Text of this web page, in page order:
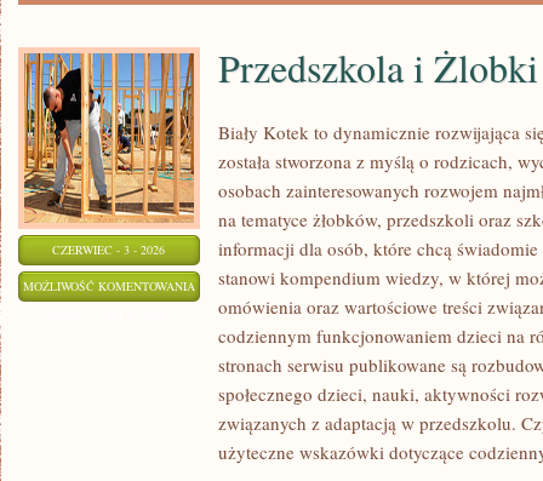
CZERWIEC - 3 - 2026
MOŻLIWOŚĆ KOMENTOWANIA PRZEDSZKOLA
ŻLOBKI
Przedszkola i Żlobki
Biały Kotek to dynamicznie rozwijająca
została stworzona z myślą o rodzicach,
osobach zainteresowanych rozwojem
na tematyce żłobków, przedszkoli oraz
informacji dla osób, które chcą
stanowi kompendium wiedzy, w której
omówienia oraz wartościowe treści
codziennym funkcjonowaniem dzieci na
stronach serwisu publikowane są
społecznego dzieci, nauki, aktywności
związanych z adaptacją w przedszkolu.
użyteczne wskazówki dotyczące